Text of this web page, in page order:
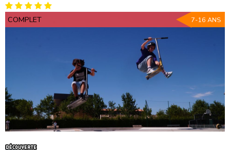
COMPLET 7-16 ANS